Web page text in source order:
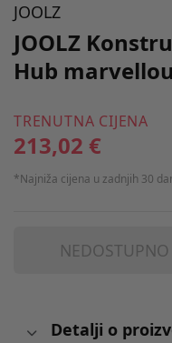
JOOLZ
JOOLZ
Hub
TRENUTNA CIJENA
213,02 €
*Najniža cijena u zadnjih 30
Detalji o